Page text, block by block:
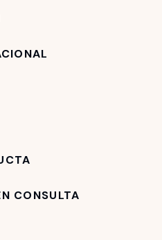
CONSULTA